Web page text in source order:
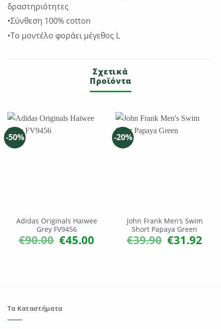
δραστηριότητες
•Σύνθεση 100% cotton
•Το μοντέλο φοράει μέγεθος L
Σχετικά
Προϊόντα
-50%
Adidas Originals Haiwee
Grey FV9456
€90.00 Original
price
€45.00Η
τρέχουσα
-20%
John Frank Men’s Swim
Short Papaya Green
€39.90 Original
price
€31.92Η
Τα Καταστήματα